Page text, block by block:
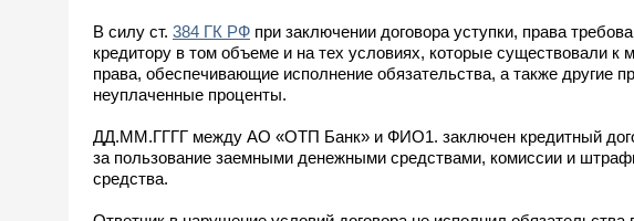
В силу ст. 384 ГК РФ при заключении договора уступки, права
кредитору в том объеме и на тех условиях, которые существовали к
права, обеспечивающие исполнение обязательства, а также другие
неуплаченные проценты.
ДД.ММ.ГГГГ между АО «ОТП Банк» и ФИО1. заключен кредитный
за пользование заемными денежными средствами, комиссии и
средства.